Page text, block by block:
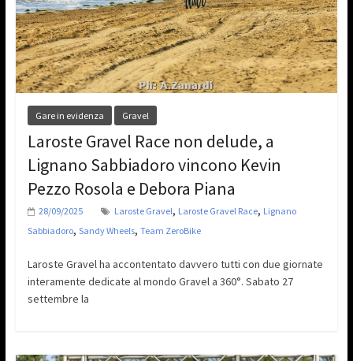
Gare in evidenza Gravel
Laroste Gravel Race non delude, a
Lignano Sabbiadoro vincono Kevin
Pezzo Rosola e Debora Piana
28/09/2025 Laroste Gravel, Laroste Gravel Race, Lignano
Sabbiadoro, Sandy Wheels, Team ZeroBike
Laroste Gravel ha accontentato davvero tutti con due giornate
interamente dedicate al mondo Gravel a 360°. Sabato 27
settembre la